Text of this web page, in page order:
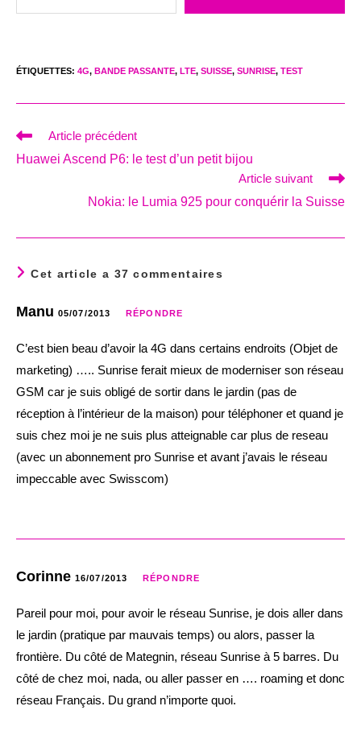
ÉTIQUETTES: 4G, BANDE PASSANTE, LTE, SUISSE, SUNRISE, TEST
Read
articles
Article précédent
Huawei Ascend P6: le test d’un petit bijou
Article suivant
Nokia: le Lumia 925 pour conquérir la Suisse
Cet article a 37 commentaires
Manu 05/07/2013 RÉPONDRE
C’est bien beau d’avoir la 4G dans certains endroits (Objet de
marketing) ….. Sunrise ferait mieux de moderniser son réseau
GSM car je suis obligé de sortir dans le jardin (pas de
réception à l’intérieur de la maison) pour téléphoner et quand je
suis chez moi je ne suis plus atteignable car plus de reseau
(avec un abonnement pro Sunrise et avant j’avais le réseau
impeccable avec Swisscom)
Corinne 16/07/2013 RÉPONDRE
Pareil pour moi, pour avoir le réseau Sunrise, je dois aller dans
le jardin (pratique par mauvais temps) ou alors, passer la
frontière. Du côté de Mategnin, réseau Sunrise à 5 barres. Du
côté de chez moi, nada, ou aller passer en …. roaming et donc
réseau Français. Du grand n’importe quoi.